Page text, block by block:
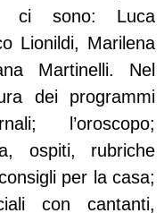
ci sono: Luca
Lionildi, Marilena
Martinelli. Nel
dei programmi
l’oroscopo;
ospiti, rubriche
per la casa;
con cantanti,